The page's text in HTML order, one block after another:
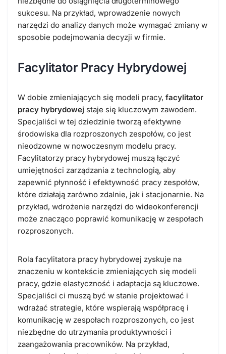
sukcesu. Na przykład, wprowadzenie nowych
narzędzi do analizy danych może wymagać zmiany w
sposobie podejmowania decyzji w firmie.
Facylitator Pracy Hybrydowej
W dobie zmieniających się modeli pracy, facylitator
pracy hybrydowej staje się kluczowym zawodem.
Specjaliści w tej dziedzinie tworzą efektywne
środowiska dla rozproszonych zespołów, co jest
nieodzowne w nowoczesnym modelu pracy.
Facylitatorzy pracy hybrydowej muszą łączyć
umiejętności zarządzania z technologią, aby
zapewnić płynność i efektywność pracy zespołów,
które działają zarówno zdalnie, jak i stacjonarnie. Na
przykład, wdrożenie narzędzi do wideokonferencji
może znacząco poprawić komunikację w zespołach
rozproszonych.
Rola facylitatora pracy hybrydowej zyskuje na
znaczeniu w kontekście zmieniających się modeli
pracy, gdzie elastyczność i adaptacja są kluczowe.
Specjaliści ci muszą być w stanie projektować i
wdrażać strategie, które wspierają współpracę i
komunikację w zespołach rozproszonych, co jest
niezbędne do utrzymania produktywności i
zaangażowania pracowników. Na przykład,